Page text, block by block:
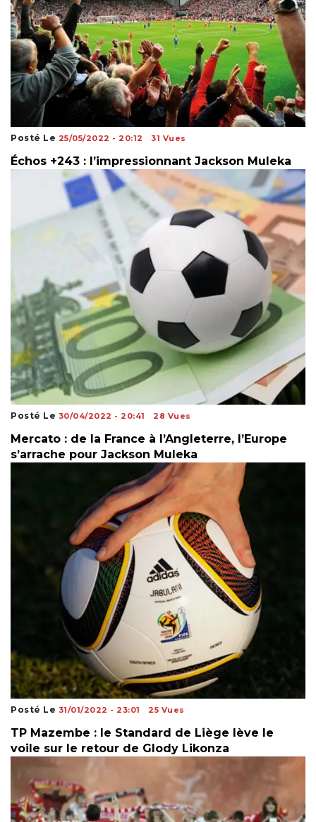
Posté Le 25/05/2022 - 20:12 31 Vues
Échos +243 : l’impressionnant Jackson Muleka
Posté Le 30/04/2022 - 20:41 28 Vues
Mercato : de la France à l’Angleterre, l’Europe
s’arrache pour Jackson Muleka
Posté Le 31/01/2022 - 23:01 25 Vues
TP Mazembe : le Standard de Liège lève le
voile sur le retour de Glody Likonza